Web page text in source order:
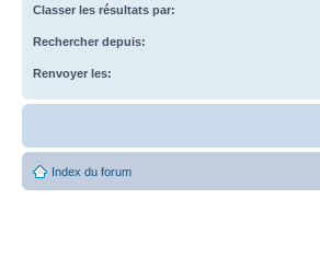
Classer les résultats par:
Rechercher depuis:
Renvoyer les:
Index du forum